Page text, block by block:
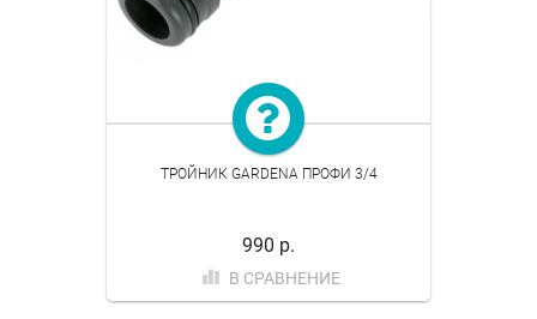
ТРОЙНИК GARDENA ПРОФИ 3/4
990 р.
В СРАВНЕНИЕ